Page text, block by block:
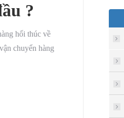
?
hối thúc về
chuyển hàng